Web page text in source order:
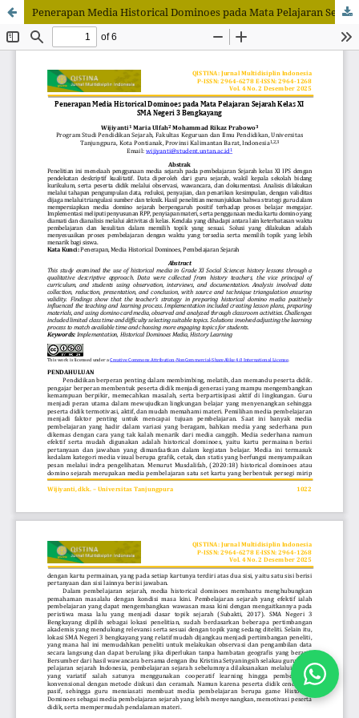
Penerapan Media Historical Dominoes pada Mata Pelajaran Sejarah Kelas XI SMA Negeri 3 Bengkayang